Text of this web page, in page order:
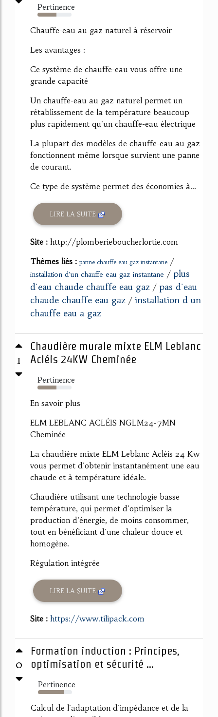
Pertinence
56%
Chauffe-eau au gaz naturel à réservoir
Les avantages :
Ce système de chauffe-eau vous offre une
grande capacité
Un chauffe-eau au gaz naturel permet un
rétablissement de la température beaucoup
plus rapidement qu'un chauffe-eau électrique
La plupart des modèles de chauffe-eau au gaz
fonctionnent même lorsque survient une panne
de courant.
Ce type de système permet des économies à...
LIRE LA SUITE
Site : http://plomberieboucherlortie.com
Thèmes liés : panne chauffe eau gaz instantane /
installation d'un chauffe eau gaz instantane / plus
d'eau chaude chauffe eau gaz / pas d'eau
chaude chauffe eau gaz / installation d un
chauffe eau a gaz
1
Chaudière murale mixte ELM Leblanc
Acléis 24KW Cheminée
Pertinence
55%
En savoir plus
ELM LEBLANC ACLÉIS NGLM24-7MN
Cheminée
La chaudière mixte ELM Leblanc Acléis 24 Kw
vous permet d'obtenir instantanément une eau
chaude et à température idéale.
Chaudière utilisant une technologie basse
température, qui permet d'optimiser la
production d'énergie, de moins consommer,
tout en bénéficiant d'une chaleur douce et
homogène.
Régulation intégrée
LIRE LA SUITE
Site : https://www.tilipack.com
0
Formation induction : Principes,
optimisation et sécurité ...
Pertinence
75%
Calcul de l'adaptation d'impédance et de la